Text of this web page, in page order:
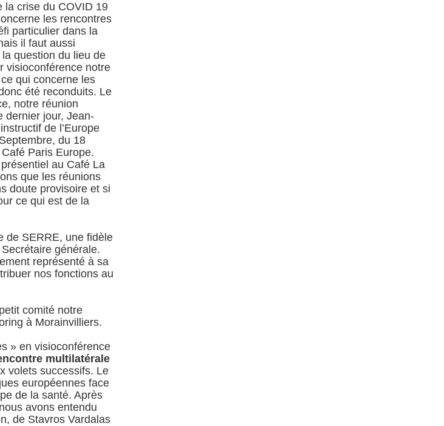
la crise du COVID 19
les rencontres
particulier dans la
il faut aussi
question du lieu de
visioconférence notre
qui concerne les
été reconduits. Le
notre réunion
dernier jour, Jean-
de l’Europe
du 18
Paris Europe.
au Café La
que les réunions
doute provisoire et si
ce qui est de la
de SERRE, une fidèle
générale.
représenté à sa
nos fonctions au
comité notre
à Morainvilliers.
» en visioconférence
multilatérale
volets successifs. Le
européennes face
de la santé. Après
avons entendu
de Stavros Vardalas